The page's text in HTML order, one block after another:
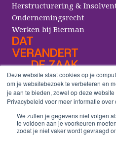
Deze website slaat cookies op je
om je websitebezoek te verbeteren en
je aan te bieden, zowel op deze
Privacybeleid voor meer informatie
We zullen je gegevens niet volgen
te voldoen aan je voorkeuren
zodat je niet vaker wordt gevraagd
Herstructurering &
Ondernemingsrecht
Werken bij Bierman
DAT
VERANDERT
DE ZAAK
Copyright® Bierman Advocaten
Algemene voorwaarden
Cookieverklaring
Disclaimer